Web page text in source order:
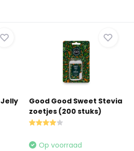
Good Good Sweet Stevia
zoetjes (200 stuks)
Op voorraad